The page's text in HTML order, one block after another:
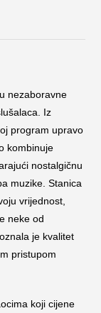
nezaboravne
Iz
program upravo
kombinuje
nostalgičnu
muzike. Stanica
vrijednost,
neke od
je kvalitet
pristupom
koji cijene